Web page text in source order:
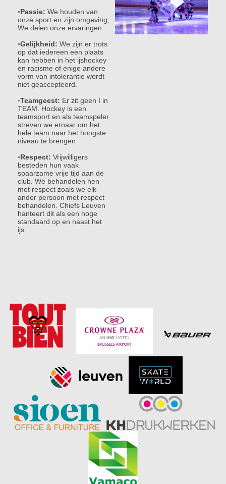
◦Passie: We houden van
onze sport en zijn omgeving;
We delen onze ervaringen
◦Gelijkheid:We zijn er trots
op dat iedereen een plaats
kan hebben in het ijshockey
en racisme of enige andere
vorm van intolerantie wordt
niet geaccepteerd.
◦Teamgeest: Er zit geen I in
TEAM. Hockey is een
teamsport en als teamspeler
streven we ernaar om het
hele team naar het hoogste
niveau te brengen.
◦Respect:Vrijwilligers
besteden hun vaak
spaarzame vrije tijd aan de
club. We behandelen hen
met respect zoals we elk
ander persoon met respect
behandelen. Chiefs Leuven
hanteert dit als een hoge
standaard op en naast het
ijs.